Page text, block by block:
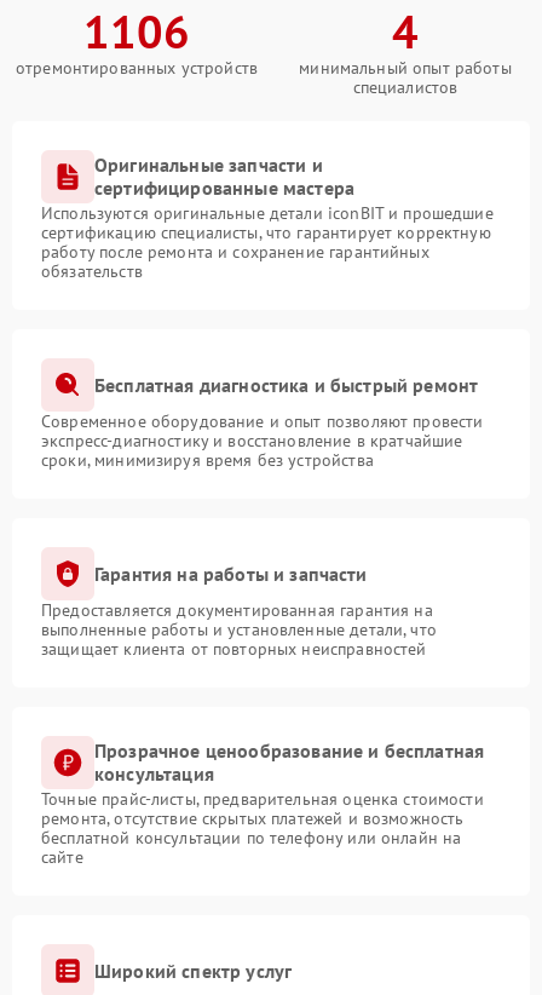
1106
отремонтированных устройств
4
минимальный опыт работы
специалистов
Оригинальные запчасти и
сертифицированные мастера
Используются оригинальные детали iconBIT и прошедшие
сертификацию специалисты, что гарантирует корректную
работу после ремонта и сохранение гарантийных
обязательств
Бесплатная диагностика и быстрый ремонт
Современное оборудование и опыт позволяют провести
экспресс-диагностику и восстановление в кратчайшие
сроки, минимизируя время без устройства
Гарантия на работы и запчасти
Предоставляется документированная гарантия на
выполненные работы и установленные детали, что
защищает клиента от повторных неисправностей
Прозрачное ценообразование и бесплатная
консультация
Точные прайс-листы, предварительная оценка стоимости
ремонта, отсутствие скрытых платежей и возможность
бесплатной консультации по телефону или онлайн на
сайте
Широкий спектр услуг